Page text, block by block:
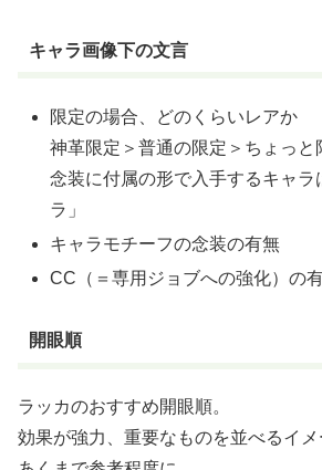
キャラ画像下の文言
限定の場合、どのくらいレアか
神革限定＞普通の限定＞ちょっと
念装に付属の形で入手するキャラ
ラ」
キャラモチーフの念装の有無
CC（＝専用ジョブへの強化）の
開眼順
ラッカのおすすめ開眼順。
効果が強力、重要なものを並べるイメ